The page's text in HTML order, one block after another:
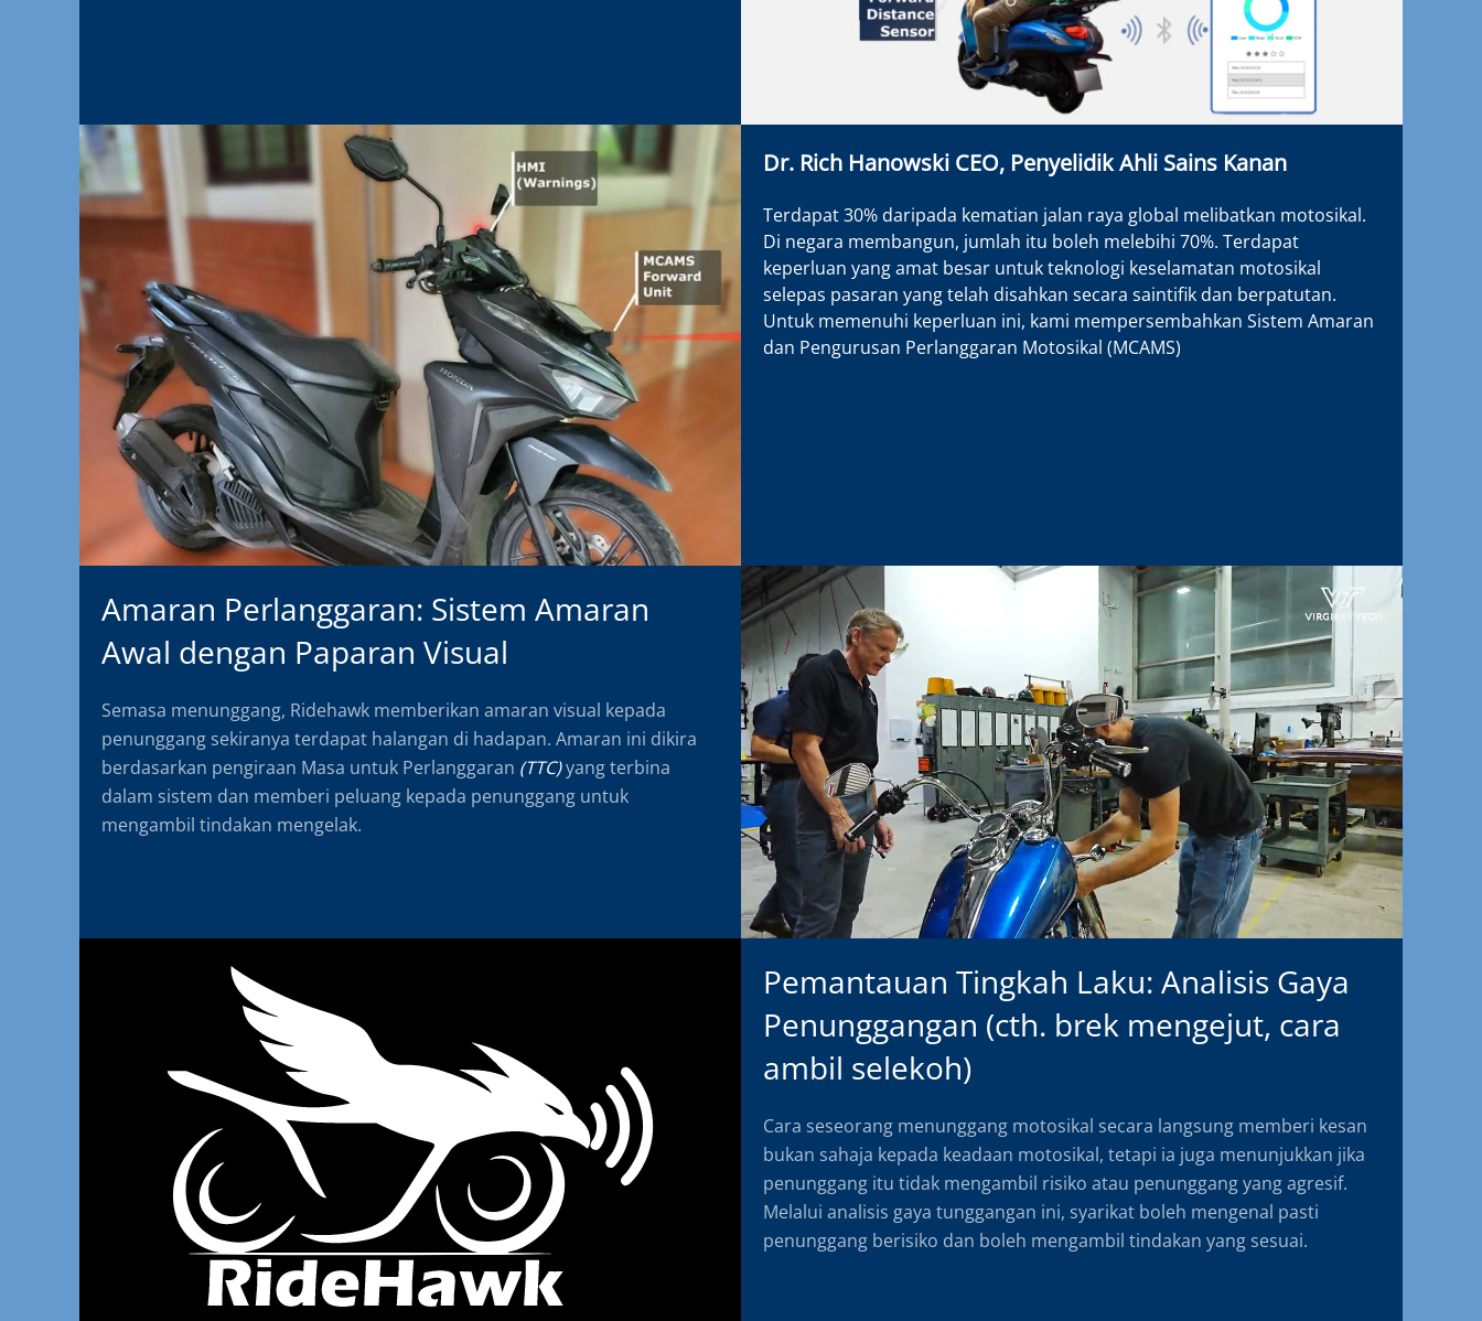
Dr. Rich Hanowski CEO, Penyelidik Ahli Sains Kanan
Terdapat 30% daripada kematian jalan raya global melibatkan motosikal.
Di negara membangun, jumlah itu boleh melebihi 70%. Terdapat
keperluan yang amat besar untuk teknologi keselamatan motosikal
selepas pasaran yang telah disahkan secara saintifik dan berpatutan.
Untuk memenuhi keperluan ini, kami mempersembahkan Sistem Amaran
dan Pengurusan Perlanggaran Motosikal (MCAMS)
Amaran Perlanggaran: Sistem Amaran
Awal dengan Paparan Visual
Semasa menunggang, Ridehawk memberikan amaran visual kepada
penunggang sekiranya terdapat halangan di hadapan. Amaran ini dikira
berdasarkan pengiraan Masa untuk Perlanggaran (TTC)yang terbina
dalam sistem dan memberi peluang kepada penunggang untuk
mengambil tindakan mengelak.
Pemantauan Tingkah Laku: Analisis Gaya
Penunggangan (cth. brek mengejut, cara
ambil selekoh)
Cara seseorang menunggang motosikal secara langsung memberi kesan
bukan sahaja kepada keadaan motosikal, tetapi ia juga menunjukkan jika
penunggang itu tidak mengambil risiko atau penunggang yang agresif.
Melalui analisis gaya tunggangan ini, syarikat boleh mengenal pasti
penunggang berisiko dan boleh mengambil tindakan yang sesuai.